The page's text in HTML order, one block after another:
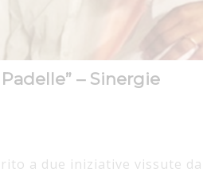
– Sinergie
a due iniziative vissute